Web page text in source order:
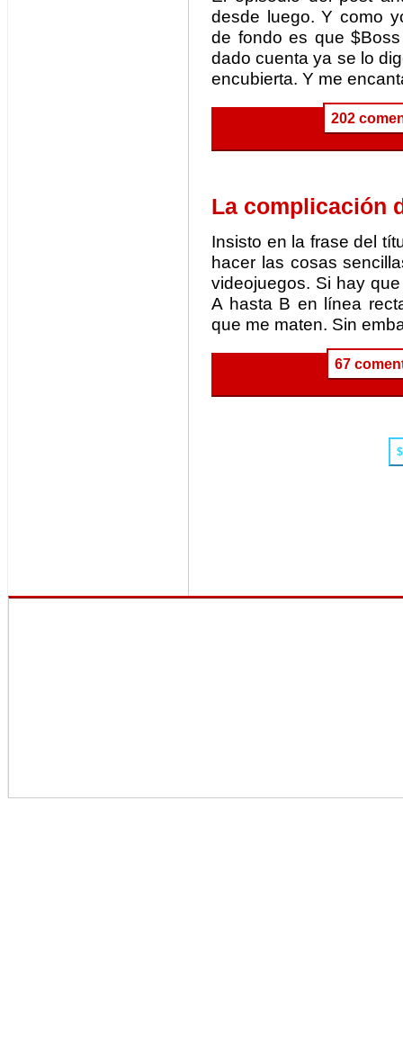
desde luego. Y como
de fondo es que
dado cuenta ya se lo
encubierta. Y me
202
La complicación
Insisto en la frase del
hacer las cosas
videojuegos. Si hay
A hasta B en línea
que me maten. Sin
67